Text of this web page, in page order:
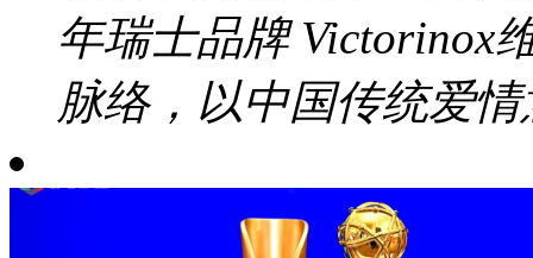
年瑞士品牌 Victorinox
脉络，以中国传统爱情